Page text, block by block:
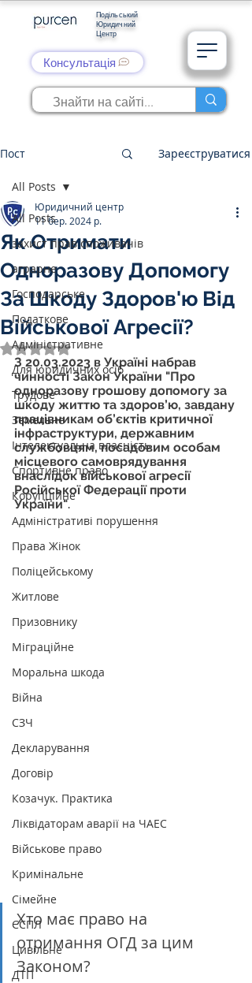
Подільський
Юридичний
Центр
Консультація
Пост Зареєструватися
All Posts
захист прав споживачів
аграрне
Господарське
Податкове
Адміністративне
Для юридичних осіб
Трудове
Земельне
Інтелектуальна власність
Спортивне право
Корупційне
Адміністративі порушення
Права Жінок
Поліцейському
Житлове
Призовнику
Міграційне
Моральна шкода
Війна
СЗЧ
Декларування
Договір
Козачук. Практика
Ліквідаторам аварії на ЧАЕС
Військове право
Кримінальне
Сімейне
ЄСПЛ
Цивільне
ДТП
All Posts
Як Отримати
Одноразову Допомогу
За Шкоду Здоров'ю Від
Військової Агресії?
Юридичний центр
11 бер. 2024 р.
Оцінка: NaN з 5 зірок.
З 20.03.2023 в Україні набрав
чинності Закон України "Про
одноразову грошову допомогу за
шкоду життю та здоров’ю, завдану
працівникам об’єктів критичної
інфраструктури, державним
службовцям, посадовим особам
місцевого самоврядування
внаслідок військової агресії
Російської Федерації проти
України".
Хто має право на
отримання ОГД за цим
Законом?